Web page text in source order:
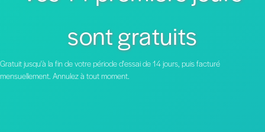
sont gratuits
Gratuit jusqu'à la fin de votre période d'essai de 14 jours, puis facturé
mensuellement. Annulez à tout moment.